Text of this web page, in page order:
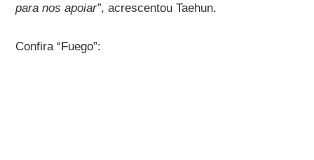
para nos apoiar”, acrescentou Taehun.
Confira “Fuego”: